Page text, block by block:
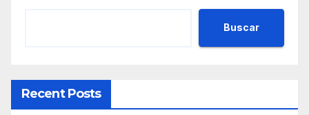
Buscar
Recent Posts